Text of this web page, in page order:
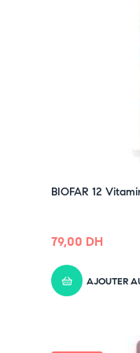
BIOFAR 12
79,00 DH
AJOUTER